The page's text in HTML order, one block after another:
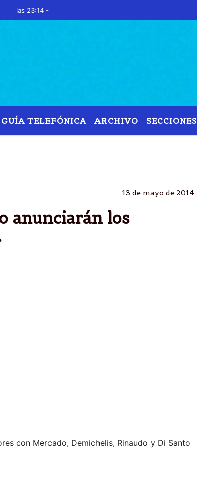
23:14 -
GUÍA TELEFÓNICA ARCHIVO SECCIONES
13 de mayo de 2014
anunciarán los
con Mercado, Demichelis, Rinaudo y Di Santo